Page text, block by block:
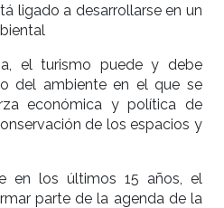
ligado a desarrollarse en un
el turismo puede y debe
del ambiente en el que se
económica y política de
de los espacios y
en los últimos 15 años, el
parte de la agenda de la